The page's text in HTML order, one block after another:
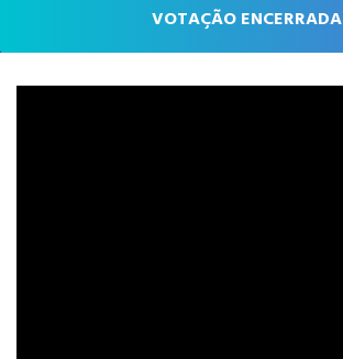
VOTAÇÃO ENCERRADA